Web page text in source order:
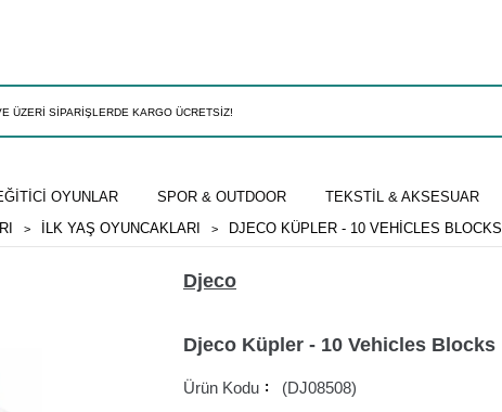
OYUNLAR SPOR & OUTDOOR TEKSTİL & AKSESUAR
İLK YAŞ OYUNCAKLARI DJECO KÜPLER - 10 VEHICLES BLOCKS
Djeco
Djeco Küpler - 10 Vehicles Blocks
(DJ08508)